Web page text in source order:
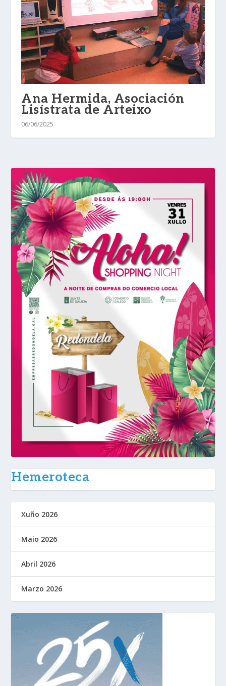
Ana Hermida, Asociación
Lisístrata de Arteixo
06/06/2025
Hemeroteca
Xuño 2026
Maio 2026
Abril 2026
Marzo 2026